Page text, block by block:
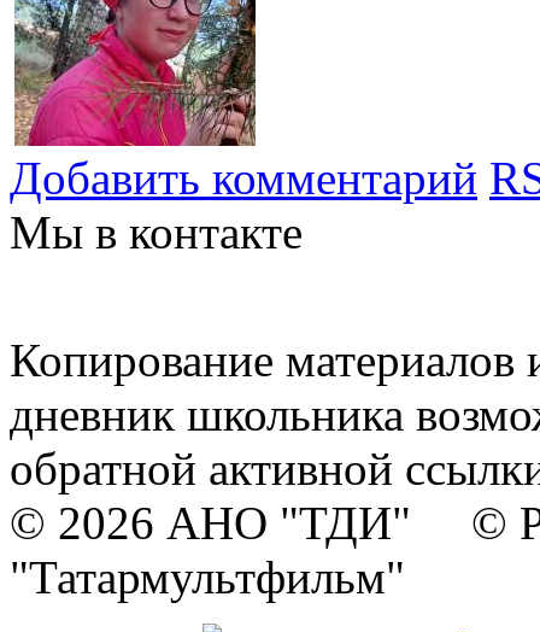
Добавить комментарий
Мы в контакте
Копирование материалов
дневник школьника
обратной активной
© 2026 АНО "ТДИ" ©
"Татармультфильм"